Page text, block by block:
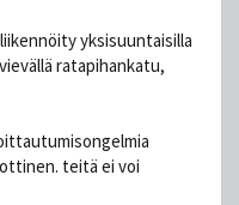
yksisuuntaisilla
ratapihankatu,
teitä ei voi